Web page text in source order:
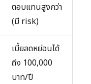
ตอบแทนสูงกว่า
(มี risk)
เบี้ยลดหย่อนได้
ถึง 100,000
บาท/ปี